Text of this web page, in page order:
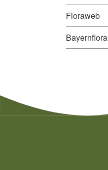
Floraweb
Bayernflora